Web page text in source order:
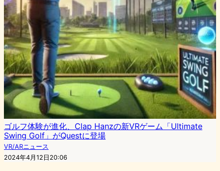
ゴルフ体験が進化、Clap Hanzの新VRゲーム「Ultimate
Swing Golf」がQuestに登場
VR/ARニュース
2024年4月12日20:06